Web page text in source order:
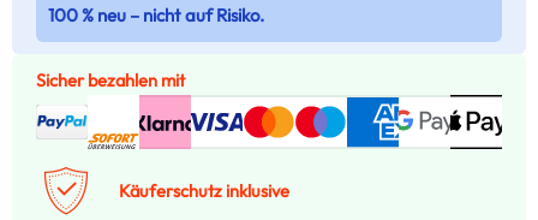
100 % neu – nicht auf Risiko.
Sicher bezahlen mit
Käuferschutz inklusive